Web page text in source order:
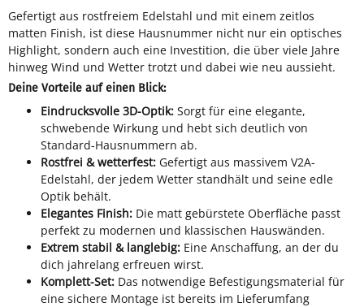
Gefertigt aus rostfreiem Edelstahl und mit einem zeitlos
matten Finish, ist diese Hausnummer nicht nur ein optisches
Highlight, sondern auch eine Investition, die über viele Jahre
hinweg Wind und Wetter trotzt und dabei wie neu aussieht.
Deine Vorteile auf einen Blick:
Eindrucksvolle 3D-Optik: Sorgt für eine elegante,
schwebende Wirkung und hebt sich deutlich von
Standard-Hausnummern ab.
Rostfrei & wetterfest: Gefertigt aus massivem V2A-
Edelstahl, der jedem Wetter standhält und seine edle
Optik behält.
Elegantes Finish: Die matt gebürstete Oberfläche passt
perfekt zu modernen und klassischen Hauswänden.
Extrem stabil & langlebig: Eine Anschaffung, an der du
dich jahrelang erfreuen wirst.
Komplett-Set: Das notwendige Befestigungsmaterial für
eine sichere Montage ist bereits im Lieferumfang